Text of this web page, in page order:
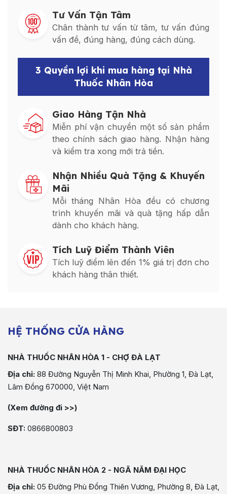
Tư Vấn Tận Tâm
Chân thành tư vấn từ tâm, tư vấn đúng
vấn đề, đúng hàng, đúng cách dùng.
3 Quyền lợi khi mua hàng tại Nhà
Thuốc Nhân Hòa
Giao Hàng Tận Nhà
Miễn phí vận chuyển một số sản phẩm
theo chính sách giao hàng. Nhận hàng
và kiểm tra xong mới trả tiền.
Nhận Nhiều Quà Tặng & Khuyến
Mãi
Mỗi tháng Nhân Hòa đều có chương
trình khuyến mãi và quà tặng hấp dẫn
dành cho khách hàng.
Tích Luỹ Điểm Thành Viên
Tích luỹ điểm lên đến 1% giá trị đơn cho
khách hàng thân thiết.
HỆ THỐNG CỬA HÀNG
NHÀ THUỐC NHÂN HÒA 1 - CHỢ ĐÀ LẠT
Địa chỉ: 88 Đường Nguyễn Thị Minh Khai, Phường 1, Đà Lạt,
Lâm Đồng 670000, Việt Nam
(Xem đường đi >>)
SĐT: 0866800803
NHÀ THUỐC NHÂN HÒA 2 - NGÃ NĂM ĐẠI HỌC
Địa chỉ: 05 Đường Phù Đổng Thiên Vương, Phường 8, Đà Lạt,